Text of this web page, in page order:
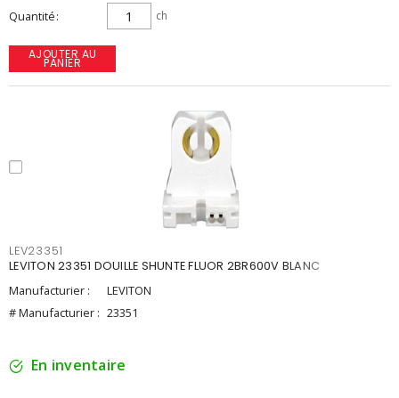
Quantité ch
AJOUTER AU
PANIER
LEV23351
LEVITON 23351 DOUILLE SHUNTE FLUOR 2BR600V BLANC
Manufacturier :
LEVITON
# Manufacturier : 23351
En inventaire